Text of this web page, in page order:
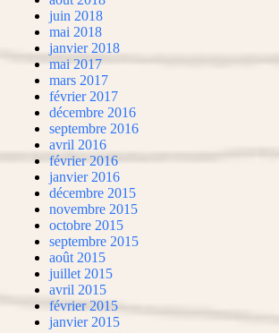
juin 2018
mai 2018
janvier 2018
mai 2017
mars 2017
février 2017
décembre 2016
septembre 2016
avril 2016
février 2016
janvier 2016
décembre 2015
novembre 2015
octobre 2015
septembre 2015
août 2015
juillet 2015
avril 2015
février 2015
janvier 2015